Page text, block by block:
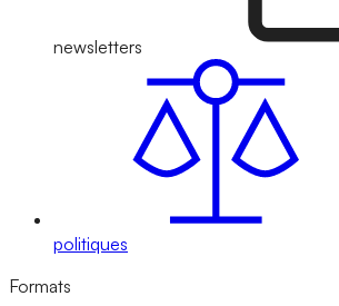
newsletters
politiques
Formats